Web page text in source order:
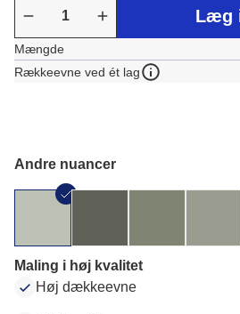
Læg
Mængde
Rækkeevne ved ét lag
Andre nuancer
Maling i høj kvalitet
Høj dækkeevne